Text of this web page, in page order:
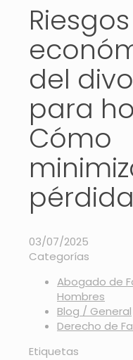
Riesgos
del
para
Cómo
03/07/2025
Categorías
Abogado de
Hombres
Blog / General
Derecho de
Etiquetas